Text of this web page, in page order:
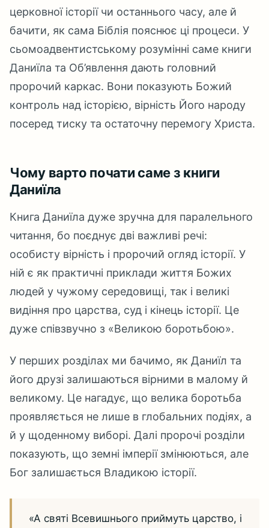
церковної історії чи останнього часу, але й
бачити, як сама Біблія пояснює ці процеси. У
сьомоадвентистському розумінні саме книги
Даниїла та Об’явлення дають головний
пророчий каркас. Вони показують Божий
контроль над історією, вірність Його народу
посеред тиску та остаточну перемогу Христа.
Чому варто почати саме з книги
Даниїла
Книга Даниїла дуже зручна для паралельного
читання, бо поєднує дві важливі речі:
особисту вірність і пророчий огляд історії. У
ній є як практичні приклади життя Божих
людей у чужому середовищі, так і великі
видіння про царства, суд і кінець історії. Це
дуже співзвучно з «Великою боротьбою».
У перших розділах ми бачимо, як Даниїл та
його друзі залишаються вірними в малому й
великому. Це нагадує, що велика боротьба
проявляється не лише в глобальних подіях, а
й у щоденному виборі. Далі пророчі розділи
показують, що земні імперії змінюються, але
Бог залишається Владикою історії.
«А святі Всевишнього приймуть царство, і